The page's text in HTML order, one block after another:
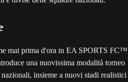
mai prima d'ora in EA SPORTS FC™
una nuovissima modalità torneo
insieme a nuovi stadi realistici